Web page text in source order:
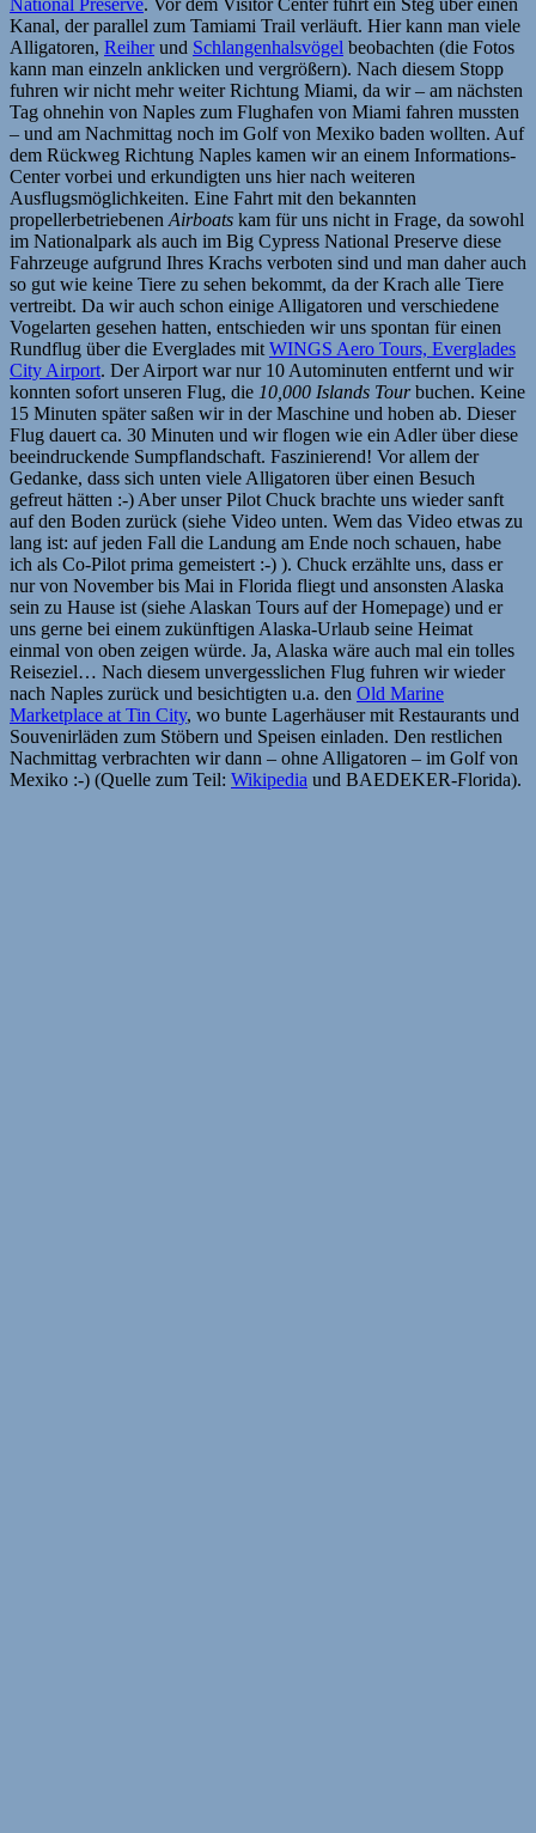
Kanal, der parallel zum Tamiami Trail verläuft. Hier kann man viele
Alligatoren, Reiherund Schlangenhalsvögel beobachten (die Fotos
kann man einzeln anklicken und vergrößern). Nach diesem Stopp
fuhren wir nicht mehr weiter Richtung Miami, da wir – am nächsten
Tag ohnehin von Naples zum Flughafen von Miami fahren mussten
– und am Nachmittag noch im Golf von Mexiko baden wollten. Auf
dem Rückweg Richtung Naples kamen wir an einem Informations-
Center vorbei und erkundigten uns hier nach weiteren
Ausflugsmöglichkeiten. Eine Fahrt mit den bekannten
propellerbetriebenen Airboats kam für uns nicht in Frage, da sowohl
im Nationalpark als auch im Big Cypress National Preserve diese
Fahrzeuge aufgrund Ihres Krachs verboten sind und man daher auch
so gut wie keine Tiere zu sehen bekommt, da der Krach alle Tiere
vertreibt. Da wir auch schon einige Alligatoren und verschiedene
Vogelarten gesehen hatten, entschieden wir uns spontan für einen
Rundflug über die Everglades mit WINGS Aero Tours, Everglades
City Airport. Der Airport war nur 10 Autominuten entfernt und wir
konnten sofort unseren Flug, die 10,000 Islands Tourbuchen. Keine
15 Minuten später saßen wir in der Maschine und hoben ab. Dieser
Flug dauert ca. 30 Minuten und wir flogen wie ein Adler über diese
beeindruckende Sumpflandschaft. Faszinierend! Vor allem der
Gedanke, dass sich unten viele Alligatoren über einen Besuch
gefreut hätten :-) Aber unser Pilot Chuck brachte uns wieder sanft
auf den Boden zurück (siehe Video unten. Wem das Video etwas zu
lang ist: auf jeden Fall die Landung am Ende noch schauen, habe
ich als Co-Pilot prima gemeistert :-) ). Chuck erzählte uns, dass er
nur von November bis Mai in Florida fliegt und ansonsten Alaska
sein zu Hause ist (siehe Alaskan Tours auf der Homepage) und er
uns gerne bei einem zukünftigen Alaska-Urlaub seine Heimat
einmal von oben zeigen würde. Ja, Alaska wäre auch mal ein tolles
Reiseziel… Nach diesem unvergesslichen Flug fuhren wir wieder
nach Naples zurück und besichtigten u.a. den Old Marine
Marketplace at Tin City, wo bunte Lagerhäuser mit Restaurants und
Souvenirläden zum Stöbern und Speisen einladen. Den restlichen
Nachmittag verbrachten wir dann – ohne Alligatoren – im Golf von
Mexiko :-) (Quelle zum Teil: Wikipedia und BAEDEKER-Florida).